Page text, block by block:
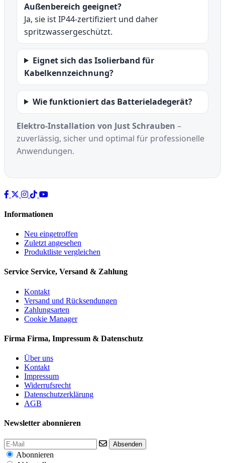
Außenbereich geeignet?
Ja, sie ist IP44-zertifiziert und daher
spritzwassergeschützt.
Eignet sich das Isolierband für
Kabelkennzeichnung?
Wie funktioniert das Batterieladegerät?
Elektro-Installation von Just Schrauben –
zuverlässig, sicher und optimal für professionelle
Anwendungen.
Informationen
Neu eingetroffen
Zuletzt angesehen
Produktliste vergleichen
Service Service, Versand & Zahlung
Kontakt
Versand und Rücksendungen
Zahlungsarten
Cookie Manager
Firma Firma, Impressum & Datenschutz
Über uns
Kontakt
Impressum
Widerrufsrecht
Datenschutzerklärung
AGB
Newsletter abonnieren
Absenden
Abonnieren